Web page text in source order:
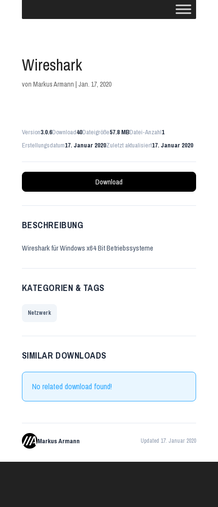
Wireshark
von Markus Armann | Jan. 17, 2020
Version3.0.6Download40Dateigröße57.8 MBDatei-Anzahl1
Erstellungsdatum17. Januar 2020Zuletzt aktualisiert17. Januar 2020
Download
BESCHREIBUNG
Wireshark für Windows x64 Bit Betriebssysteme
KATEGORIEN & TAGS
Netzwerk
SIMILAR DOWNLOADS
No related download found!
Markus Armann Updated 17. Januar 2020